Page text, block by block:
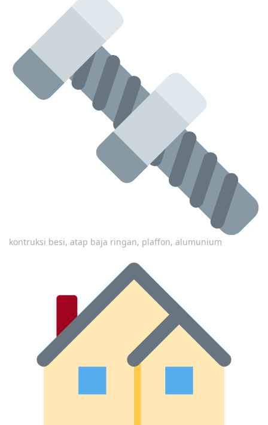
kontruksi besi, atap baja ringan, plaffon, alumunium